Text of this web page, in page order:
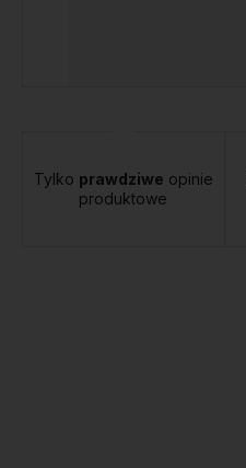
Tylko prawdziwe opinie
produktowe